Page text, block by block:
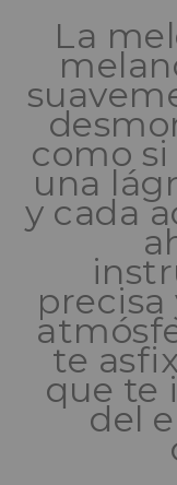
La
como
una
y cada
precisa
te
que te
del